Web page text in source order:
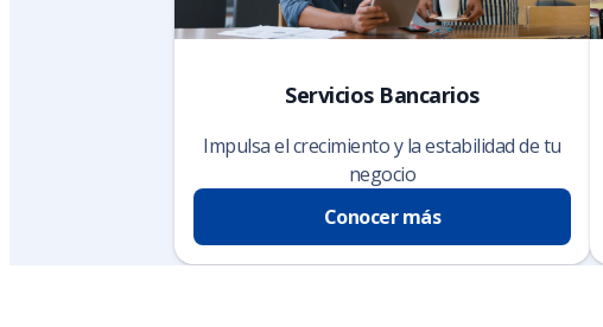
Servicios Bancarios
Impulsa el crecimiento y la estabilidad de tu
negocio
Conocer más